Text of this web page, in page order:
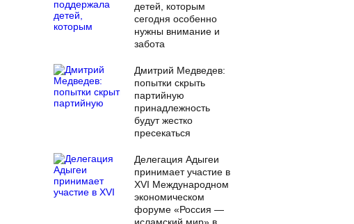
детей, которым
сегодня особенно
нужны внимание и
забота
Дмитрий Медведев:
попытки скрыть
партийную
принадлежность
будут жестко
пресекаться
Делегация Адыгеи
принимает участие в
XVI Международном
экономическом
форуме «Россия —